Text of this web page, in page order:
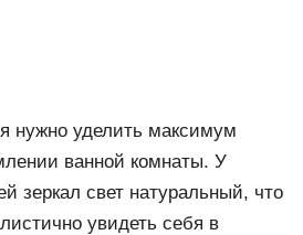
нужно уделить максимум
ванной комнаты. У
зеркал свет натуральный, что
увидеть себя в